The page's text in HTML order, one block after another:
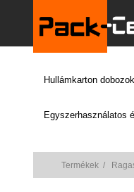
Hullámkarton dobozok
Egyszerhasználatos
Termékek /